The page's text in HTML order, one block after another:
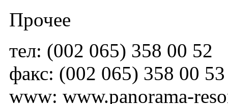
Прочее
тел: (002 065) 358 00 52
факс: (002 065) 358 00 53
www: www.panorama-